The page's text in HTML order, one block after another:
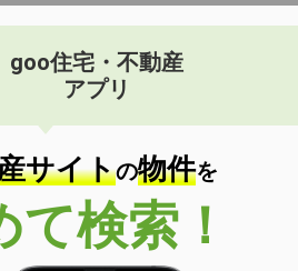
goo住宅・不動産
アプリ
サイトの物件を
て検索！